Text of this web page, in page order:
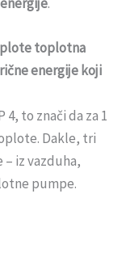
toplotna
energije koji
to znači da za 1
Dakle, tri
iz vazduha,
pumpe.